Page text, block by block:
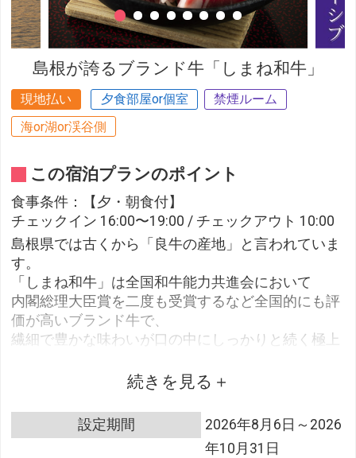
島根が誇るブランド牛「しまね和牛」
現地払い 夕食部屋or個室
禁煙ルーム
海or湖or渓谷側
この宿泊プランのポイント
食事条件：【夕・朝食付】
チェックイン 16:00〜19:00 / チェックアウト 10:00
島根県では古くから「良牛の産地」と言われていま
す。
「しまね和牛」は全国和牛能力共進会において
内閣総理大臣賞を二度も受賞するなど全国的にも評
価が高いブランド牛で、
繊細で豊かな味わいが口の中にしっかりと続く極上
さりげない日本の良きおもてなしを大切にお食事は
続きを見る
設定期間
2026年8月6日～2026
年10月31日